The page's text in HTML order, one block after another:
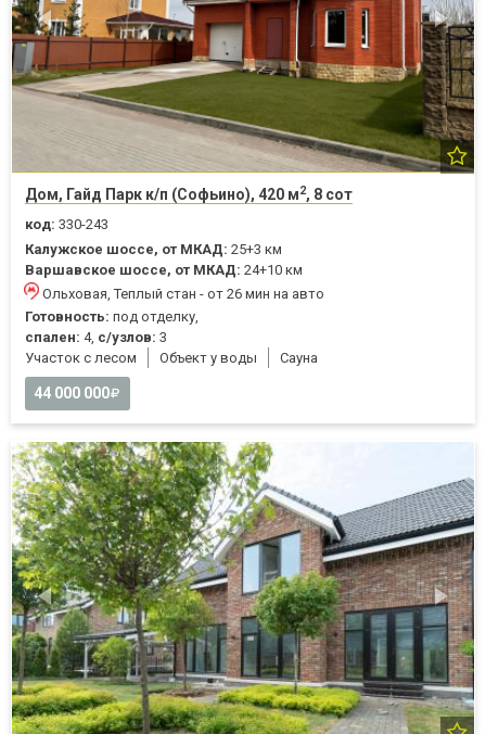
Дом, Гайд Парк к/п (Софьино), 420 м2, 8 сот
код: 330-243
Калужское шоссе, от МКАД: 25+3 км
Варшавское шоссе, от МКАД: 24+10 км
Ольховая, Теплый стан - от 26 мин на авто
Готовность: под отделку,
спален: 4, с/узлов: 3
Участок с лесом
Объект у воды Cауна
44 000 000